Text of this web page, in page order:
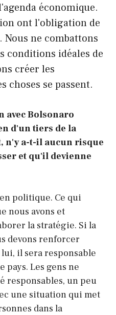
économique.
ont l'obligation de
Nous ne combattons
conditions idéales de
créer les
choses se passent.
avec Bolsonaro
d'un tiers de la
n'y a-t-il aucun risque
et qu'il devienne
politique. Ce qui
nous avons et
la stratégie. Si la
devons renforcer
il sera responsable
pays. Les gens ne
responsables, un peu
une situation qui met
dans la